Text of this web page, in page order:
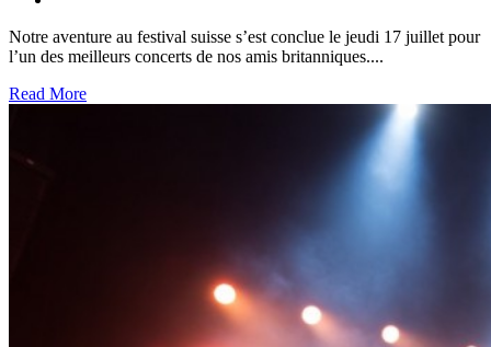
Notre aventure au festival suisse s’est conclue le jeudi 17 juillet pour
l’un des meilleurs concerts de nos amis britanniques....
Read More